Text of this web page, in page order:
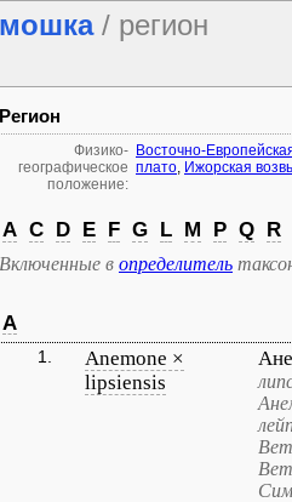
/ регион
Регион
Физико-
географическое
положение:
Восточно-
плато, Ижорская
A C D E F G L M P Q R
Включенные в определитель
A
1.
Anemone ×
lipsiensis